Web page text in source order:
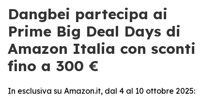
Dangbei partecipa ai
Prime Big Deal Days di
Amazon Italia con sconti
fino a 300 €
In esclusiva su Amazon.it, dal 4 al 10 ottobre 2025: